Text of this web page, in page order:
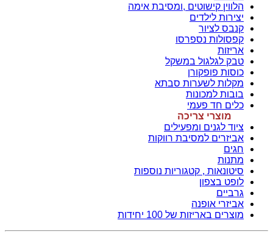
הלווין קישוטים ,ומסיבת אימה
יצירות לילדים
קנבס לציור
קפסולות נספרסו
אריזות
טבק לגלגול במשקל
כוסות פופקורן
מקלות לשערות סבתא
בובות למכונות
כלים חד פעמי
מוצרי צריכה
ציוד לגנים ומפעילים
אביזרים למסיבת רווקות
חגים
מתנות
סיטונאות , קטגוריות נוספות
לופט בצפון
גרביים
אביזרי אופנה
מוצרים באריזות של 100 יחידות